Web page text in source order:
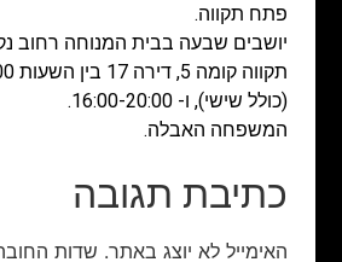
פתח תקווה.
(כולל שישי), ו- 16:00-20:00.
המשפחה האבלה.
כתיבת תגובה
האימייל לא יוצג באתר. שדות